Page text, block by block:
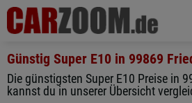
Günstig Super E10 in 99869
Die günstigsten Super E10 Preise in
kannst du in unserer Übersicht